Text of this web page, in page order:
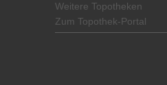
Weitere Topotheken
Zum Topothek-Portal